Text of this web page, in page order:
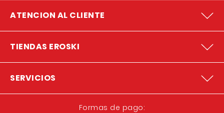
ATENCION AL CLIENTE
TIENDAS EROSKI
SERVICIOS
Formas de pago: